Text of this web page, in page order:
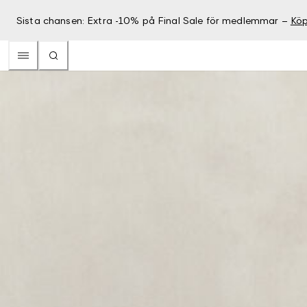
Sista chansen: Extra -10% på Final Sale för medlemmar –